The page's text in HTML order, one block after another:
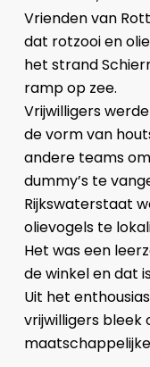
Vrienden van
dat rotzooi en
het strand
ramp op zee.
Vrijwilligers
de vorm van
andere teams
dummy’s te
Rijkswaterstaat
olievogels te
Het was een
de winkel en dat
Uit het
vrijwilligers bleek